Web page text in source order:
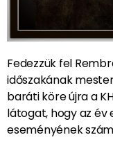
Fedezzük fel
időszakának
baráti köre újra a
látogat, hogy az év
eseményének